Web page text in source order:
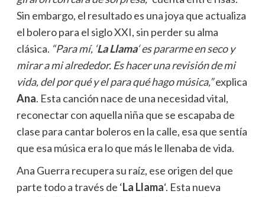
Sin embargo, el resultado es una joya que actualiza
el bolero para el siglo XXI, sin perder su alma
clásica. “Para mí, ‘La Llama‘ es pararme en seco y
mirar a mi alrededor. Es hacer una revisión de mi
vida, del por qué y el para qué hago música,”explica
Ana. Esta canción nace de una necesidad vital,
reconectar con aquella niña que se escapaba de
clase para cantar boleros en la calle, esa que sentía
que esa música era lo que más le llenaba de vida.
Ana Guerra recupera su raíz, ese origen del que
parte todo a través de ‘La Llama‘. Esta nueva